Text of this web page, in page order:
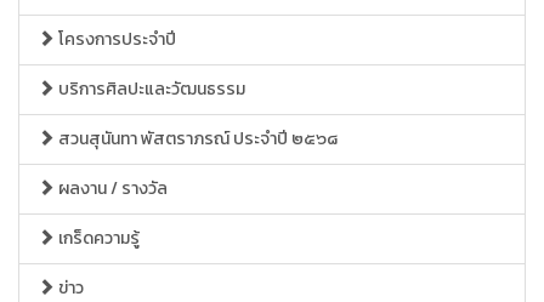
โครงการประจำปี
บริการศิลปะและวัฒนธรรม
สวนสุนันทา พัสตราภรณ์ ประจำปี ๒๕๖๘
ผลงาน / รางวัล
เกร็ดความรู้
ข่าว